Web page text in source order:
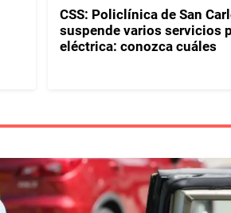
CSS: Policlínica de San
suspende varios servicios
eléctrica: conozca cuáles